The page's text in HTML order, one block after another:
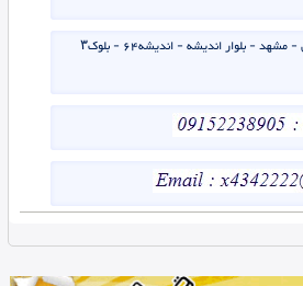
خراسان رضوی - مشهد - بلوار اندیشه - اندیشه۶۴ - بلوک۳